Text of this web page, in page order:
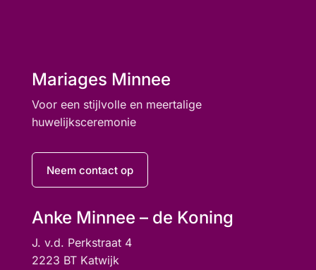
Mariages Minnee
Voor een stijlvolle en meertalige
huwelijksceremonie
Neem contact op
Anke Minnee – de Koning
J. v.d. Perkstraat 4
2223 BT Katwijk